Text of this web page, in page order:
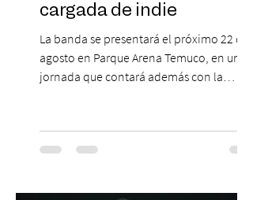
cargada de indie
La banda se presentará el próximo 22 de
agosto en Parque Arena Temuco, en una
jornada que contará además con la
agosto, el Parque Arena Temuco será
escenario de una noche dedicada al indie
banda que llegará a la capital de La